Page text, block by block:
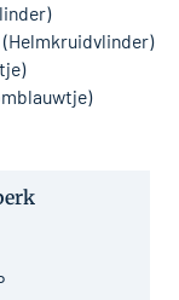
(Helmkruidvlinder)